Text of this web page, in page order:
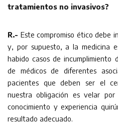
tratamientos no invasivos?
R.- Este compromiso ético debe
y, por supuesto, a la medicina
habido casos de incumplimiento
de médicos de diferentes
pacientes que deben ser el
nuestra obligación es velar
conocimiento y experiencia
resultado adecuado.